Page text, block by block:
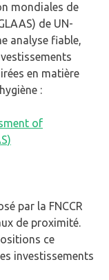
mondiales de
de UN-
analyse fiable,
en matière
:
of
par la FNCCR
de proximité.
ce
investissements